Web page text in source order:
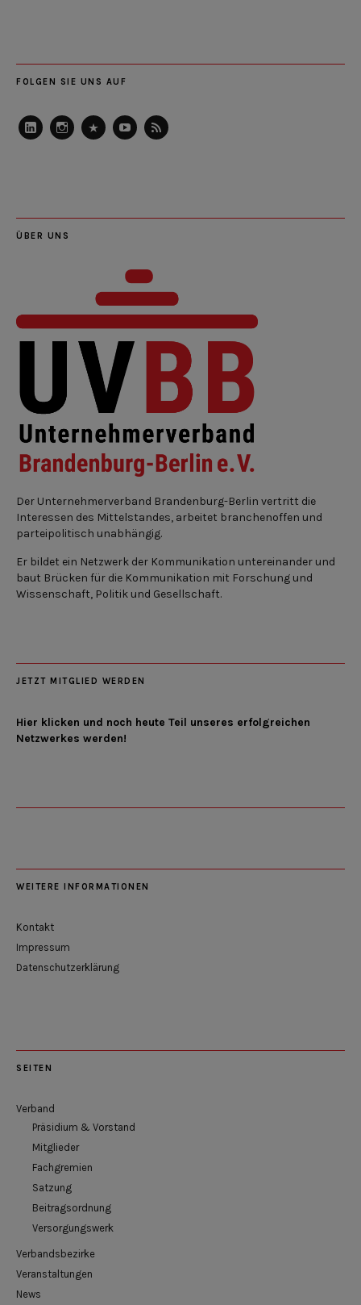
FOLGEN SIE UNS AUF
ÜBER UNS
Der Unternehmerverband Brandenburg-Berlin vertritt die
Interessen des Mittelstandes, arbeitet branchenoffen und
parteipolitisch unabhängig.
Er bildet ein Netzwerk der Kommunikation untereinander und
baut Brücken für die Kommunikation mit Forschung und
Wissenschaft, Politik und Gesellschaft.
JETZT MITGLIED WERDEN
Hier klicken und noch heute Teil unseres erfolgreichen
Netzwerkes werden!
WEITERE INFORMATIONEN
Kontakt
Impressum
Datenschutzerklärung
SEITEN
Verband
Präsidium & Vorstand
Mitglieder
Fachgremien
Satzung
Beitragsordnung
Versorgungswerk
Verbandsbezirke
Veranstaltungen
News